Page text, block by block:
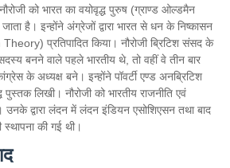
को भारत का वयोवृद्ध पुरुष (ग्राण्ड ओल्डमैन
है। इन्होंने अंग्रेजों द्वारा भारत से धन के निष्कासन
प्रतिपादित किया। नौरोजी ब्रिटिश संसद के
बनने वाले पहले भारतीय थे, तो वहीं वे तीन बार
के अध्यक्ष बने। इन्होंने पॉवर्टी एण्ड अनब्रिटिश
लिखी। नौरोजी को भारतीय राजनीति एवं
उनके द्वारा लंदन में लंदन इंडियन एसोशिएसन तथा बाद
की गई थी।